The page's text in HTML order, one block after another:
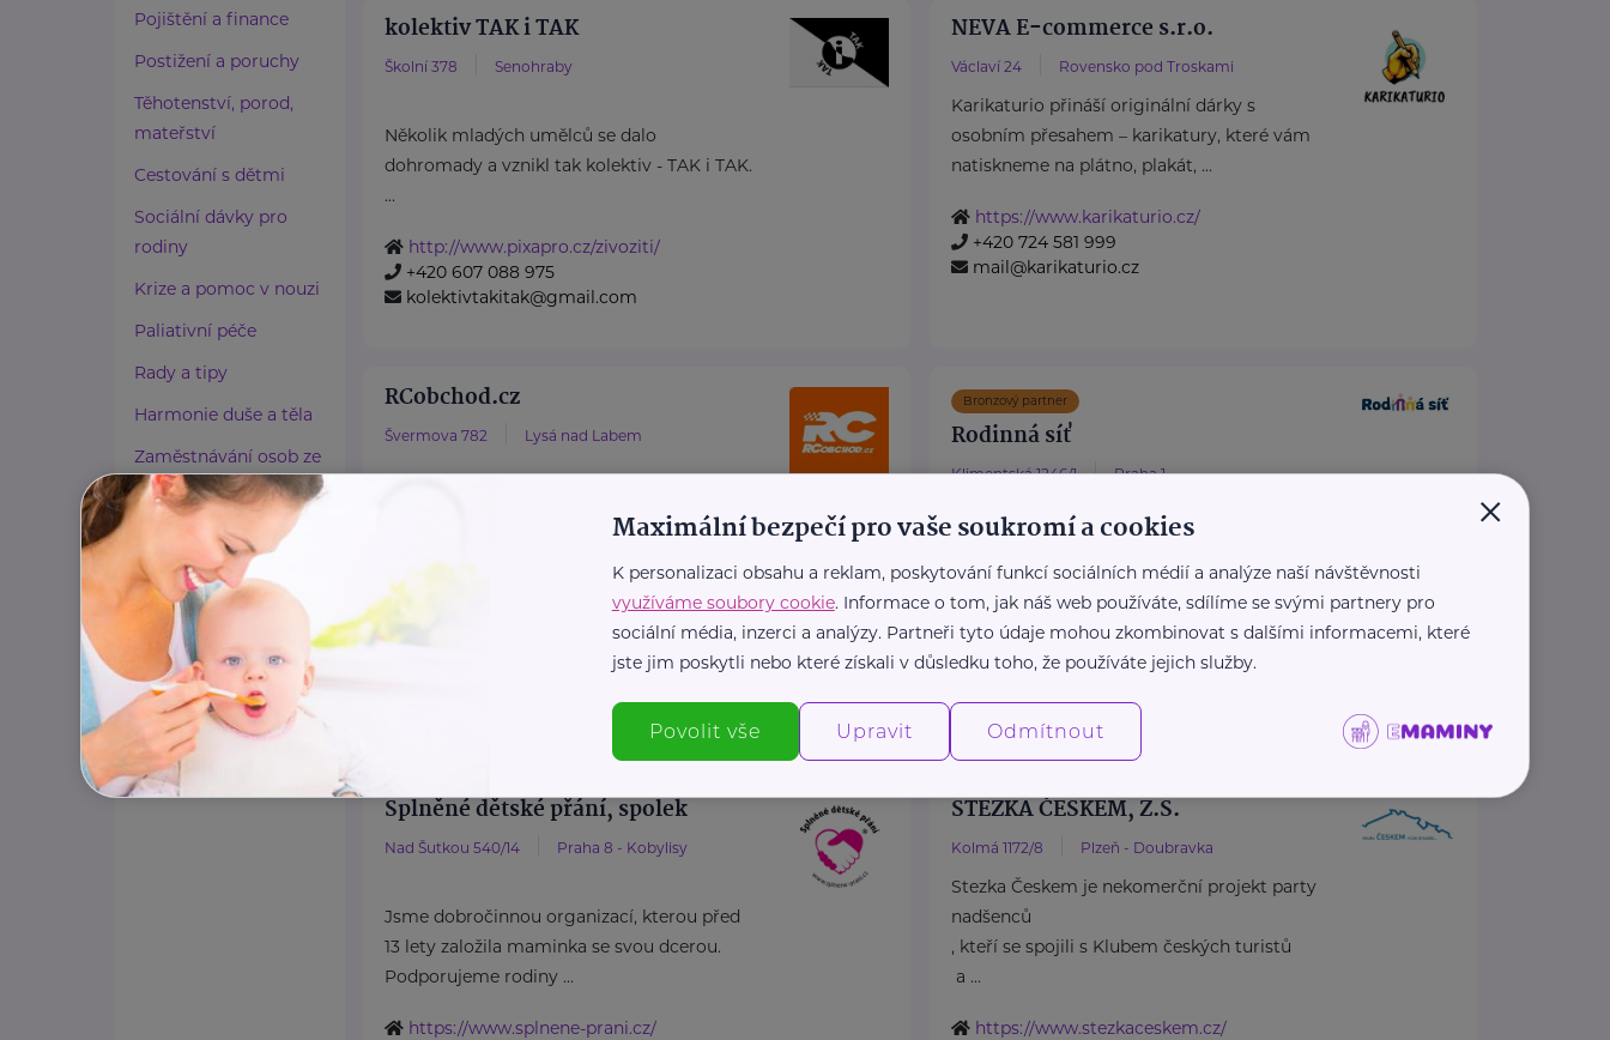
Pojištění a finance
Postižení a poruchy
Těhotenství, porod,
mateřství
Cestování s dětmi
Sociální dávky pro
rodiny
Krize a pomoc v nouzi
Paliativní péče
Rady a tipy
Harmonie duše a těla
Zaměstnávání osob ze
zdravotním
postižením
Lázeňství a wellness
Zdravé spaní a sezení
Zdravé obutí
Zdravotnické potřeby
Cestování
Propojování generací
kolektiv TAK i TAK
Školní 378 Senohraby
Několik mladých umělců se dalo
dohromady a vznikl tak kolektiv - TAK i TAK.
...
http://www.pixapro.cz/zivoziti/
+420 607 088 975
kolektivtakitak@gmail.com
NEVA E-commerce s.r.o.
Václaví 24 Rovensko pod Troskami
Karikaturio přináší originální dárky s
osobním přesahem – karikatury, které vám
natiskneme na plátno, plakát, ...
https://www.karikaturio.cz/
+420 724 581 999
mail@karikaturio.cz
RCobchod.cz
Švermova 782 Lysá nad Labem
roku 2007, který přináší radost všem
milovníkům ...
https://www.rcobchod.cz/
Bronzový partner
Rodinná síť
Klimentská 1246/1 Praha 1
Průvodce světem náhradní rodinné péče v
ČR
Portál Rodinná síť je přední informační
platforma zaměřená ...
info@rodinnasit.cz
Splněné dětské přání, spolek
Nad Šutkou 540/14 Praha 8 - Kobylisy
Jsme dobročinnou organizací, kterou před
13 lety založila maminka se svou dcerou.
Podporujeme rodiny ...
https://www.splnene-prani.cz/
STEZKA ČESKEM, Z.S.
Kolmá 1172/8 Plzeň - Doubravka
Stezka Českem je nekomerční projekt party
nadšenců
, kteří se spojili s Klubem českých turistů
a ...
https://www.stezkaceskem.cz/
×
Maximální bezpečí pro vaše soukromí a cookies
K personalizaci obsahu a reklam, poskytování funkcí sociálních médií a analýze naší návštěvnosti
využíváme soubory cookie. Informace o tom, jak náš web používáte, sdílíme se svými partnery pro
sociální média, inzerci a analýzy. Partneři tyto údaje mohou zkombinovat s dalšími informacemi, které
jste jim poskytli nebo které získali v důsledku toho, že používáte jejich služby.
Povolit vše Upravit Odmítnout